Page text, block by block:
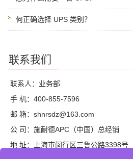
何正确选择 UPS 类别？
联系我们
联系人：业务部
手 机：400-855-7596
邮 箱：shnrsdz@163.com
公 司：施耐德APC（中国）总经销
地 址：上海市闵行区三鲁公路3398号